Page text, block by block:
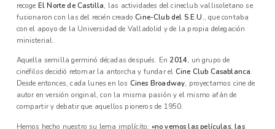
recoge El Norte de Castilla, las actividades del cineclub vallisoletano se
fusionaron con las del recién creadoCine-Club del S.E.U., que contaba
con el apoyo de la Universidad de Valladolid y de la propia delegación
ministerial.
Aquella semilla germinó décadas después. En 2014, un grupo de
cinéfilos decidió retomar la antorcha y fundar el Cine Club Casablanca.
Desde entonces, cada lunes en los Cines Broadway, proyectamos cine de
autor en versión original, con la misma pasión y el mismo afán de
compartir y debatir que aquellos pioneros de 1950.
Hemos hecho nuestro su lema implícito: «no vemos las películas, las